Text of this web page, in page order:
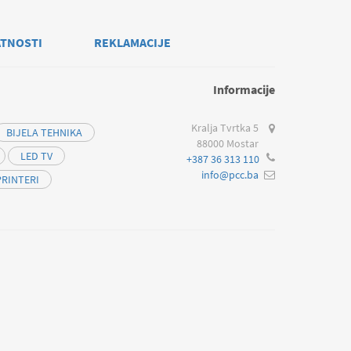
REKLAMACIJE
BIJELA TEHNIKA
LED TV
Informacije
Kralja Tvrtka 5
88000 Mostar
+387 36 313 110
info@pcc.ba